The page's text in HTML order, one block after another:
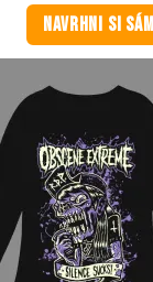
NAVRHNI SI SÁM